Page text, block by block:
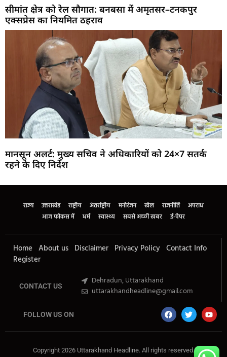
सीमांत क्षेत्र को रेल सौगात: बनबसा में अमृतसर–टनकपुर
एक्सप्रेस का नियमित ठहराव
मानसून अलर्ट: मुख्य सचिव ने अधिकारियों को 24×7 सतर्क
रहने के दिए निर्देश
राज्य उत्तराखंड राष्ट्रीय अंतर्राष्ट्रीय मनोरंजन खेल राजनीति
अपराध
आज फोकस में
धर्म स्वास्थ्य सबसे अच्छी खबर ई-पेपर
Home About us Disclaimer Privacy Policy Contact Info
Register
CONTACT US
Dehradun, Uttarakhand
uttarakhandheadline@gmail.com
FOLLOW US ON
Copyright 2026 Uttarakhand Headline. All rights reserved.